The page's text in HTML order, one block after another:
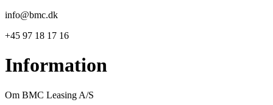
info@bmc.dk
+45 97 18 17 16
Information
Om BMC Leasing A/S